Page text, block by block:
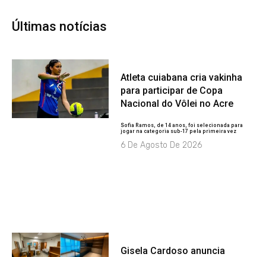
Últimas notícias
Atleta cuiabana cria vakinha
para participar de Copa
Nacional do Vôlei no Acre
Sofia Ramos, de 14 anos, foi selecionada para
jogar na categoria sub-17 pela primeira vez
6 De Agosto De 2026
Gisela Cardoso anuncia